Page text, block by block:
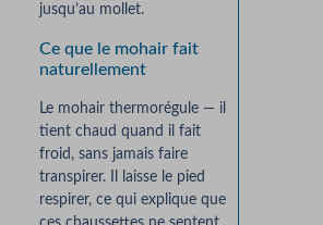
jusqu’au mollet.
Ce que le mohair fait
naturellement
Le mohair thermorégule — il
tient chaud quand il fait
froid, sans jamais faire
transpirer. Il laisse le pied
respirer, ce qui explique que